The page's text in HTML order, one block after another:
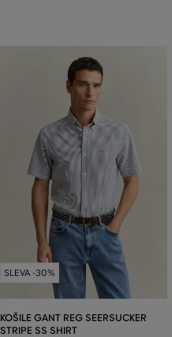
SLEVA -30%
KOŠILE GANT REG SEERSUCKER
STRIPE SS SHIRT